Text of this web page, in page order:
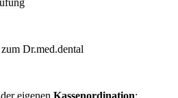
Dr.med.dental
eigenen Kassenordination: